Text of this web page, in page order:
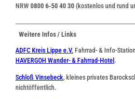
NRW0800 6-50 40 30 (kostenlos und rund
Weitere Infos / Links
ADFC Kreis Lippe e.V. Fahrrad- & Info-
HAVERGOH Wander- & Fahrrad-Hotel .
Schloß Vinsebeck, kleines privates
nichtöffentlich.